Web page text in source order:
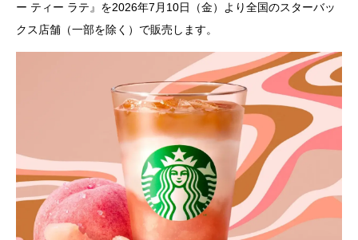
ー ティー ラテ』を2026年7月10日（金）より全国のスターバッ
クス店舗（一部を除く）で販売します。